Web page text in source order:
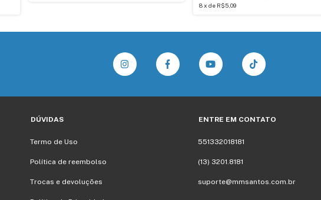
8x de R$5,09
DÚVIDAS
Termo de Uso
Política de reembolso
Trocas e devoluções
ENTRE EM CONTATO
551332018181
(13) 3201.8181
suporte@mmsantos.com.br